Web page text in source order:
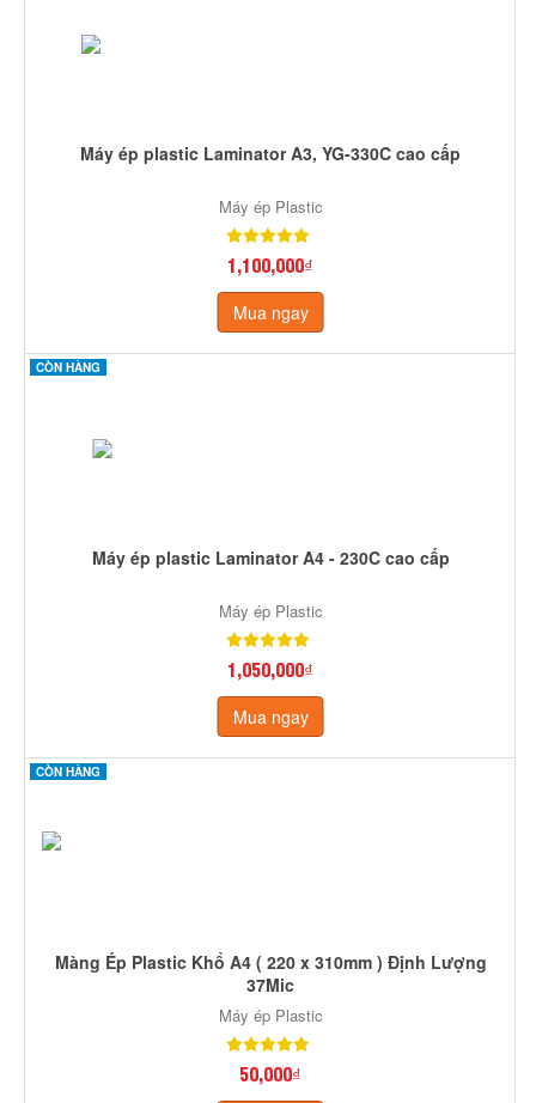
Máy ép plastic Laminator A3, YG-330C cao cấp
Máy ép Plastic
1,100,000₫
Mua ngay
CÒN HÀNG
Máy ép plastic Laminator A4 - 230C cao cấp
Máy ép Plastic
1,050,000₫
Mua ngay
CÒN HÀNG
Màng Ép Plastic Khổ A4 ( 220 x 310mm ) Định Lượng
37Mic
Máy ép Plastic
50,000₫